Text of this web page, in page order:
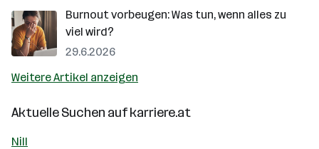
Burnout vorbeugen: Was tun, wenn alles zu
viel wird?
29.6.2026
Weitere Artikel anzeigen
Aktuelle Suchen aufkarriere.at
Nill